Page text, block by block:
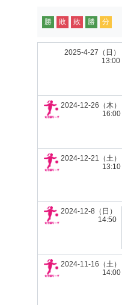
勝 敗 敗 勝 分
2025-4-27（日）
13:00
2024-12-26（木）
16:00
2024-12-21（土）
13:10
2024-12-8（日）
14:50
2024-11-16（土）
14:00